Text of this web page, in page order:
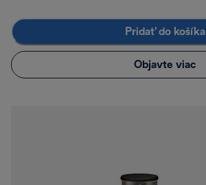
Pridať do košíka
Objavte viac